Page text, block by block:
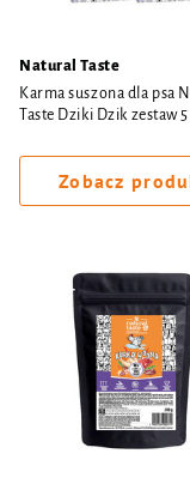
Natural Taste
Karma suszona dla psa
Taste Dziki Dzik zestaw
Zobacz